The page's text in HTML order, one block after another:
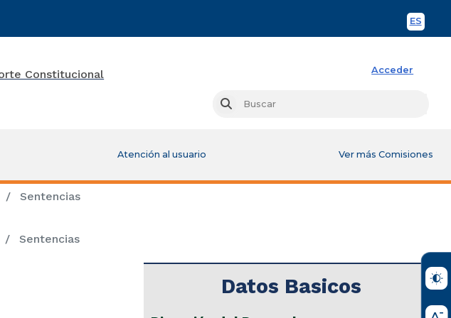
ES
Acceder
Buscar
Atención al usuario Ver más Comisiones
Sentencias
Sentencias
Datos Basicos